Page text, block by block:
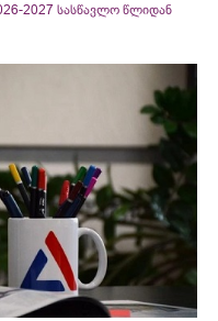
2027 სასწავლო წლიდან